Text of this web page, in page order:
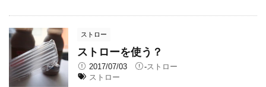
ストロー
ストローを使う？
2017/07/03 -ストロー
ストロー